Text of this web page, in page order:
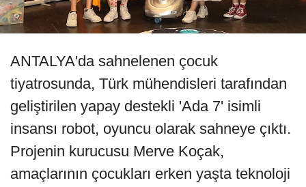
ANTALYA'da sahnelenen çocuk
tiyatrosunda, Türk mühendisleri tarafından
geliştirilen yapay destekli 'Ada 7' isimli
insansı robot, oyuncu olarak sahneye çıktı.
Projenin kurucusu Merve Koçak,
amaçlarının çocukları erken yaşta teknoloji